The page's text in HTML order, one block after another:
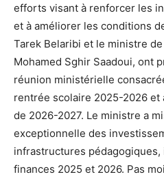
efforts visant à renforcer les
et à améliorer les conditions
Tarek Belaribi et le ministre de
Mohamed Sghir Saadoui, ont
réunion ministérielle
rentrée scolaire 2025-2026 et
de 2026-2027. Le ministre a
exceptionnelle des
infrastructures
finances 2025 et 2026. Pas